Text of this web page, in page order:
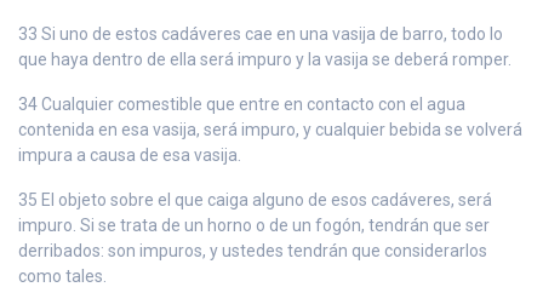
33 Si uno de estos cadáveres cae en una vasija de barro, todo lo
que haya dentro de ella será impuro y la vasija se deberá romper.
34 Cualquier comestible que entre en contacto con el agua
contenida en esa vasija, será impuro, y cualquier bebida se volverá
impura a causa de esa vasija.
35 El objeto sobre el que caiga alguno de esos cadáveres, será
impuro. Si se trata de un horno o de un fogón, tendrán que ser
derribados: son impuros, y ustedes tendrán que considerarlos
como tales.